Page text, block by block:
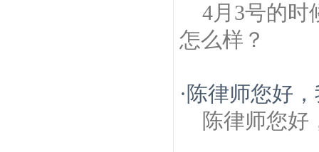
4月3号的时
怎么样？
·陈律师您好
陈律师您好